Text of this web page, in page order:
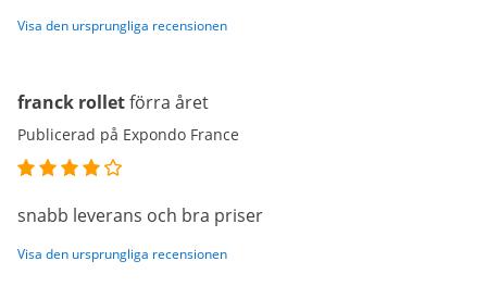
Visa den ursprungliga recensionen
franck rolletförra året
Publicerad på Expondo France
snabb leverans och bra priser
Visa den ursprungliga recensionen